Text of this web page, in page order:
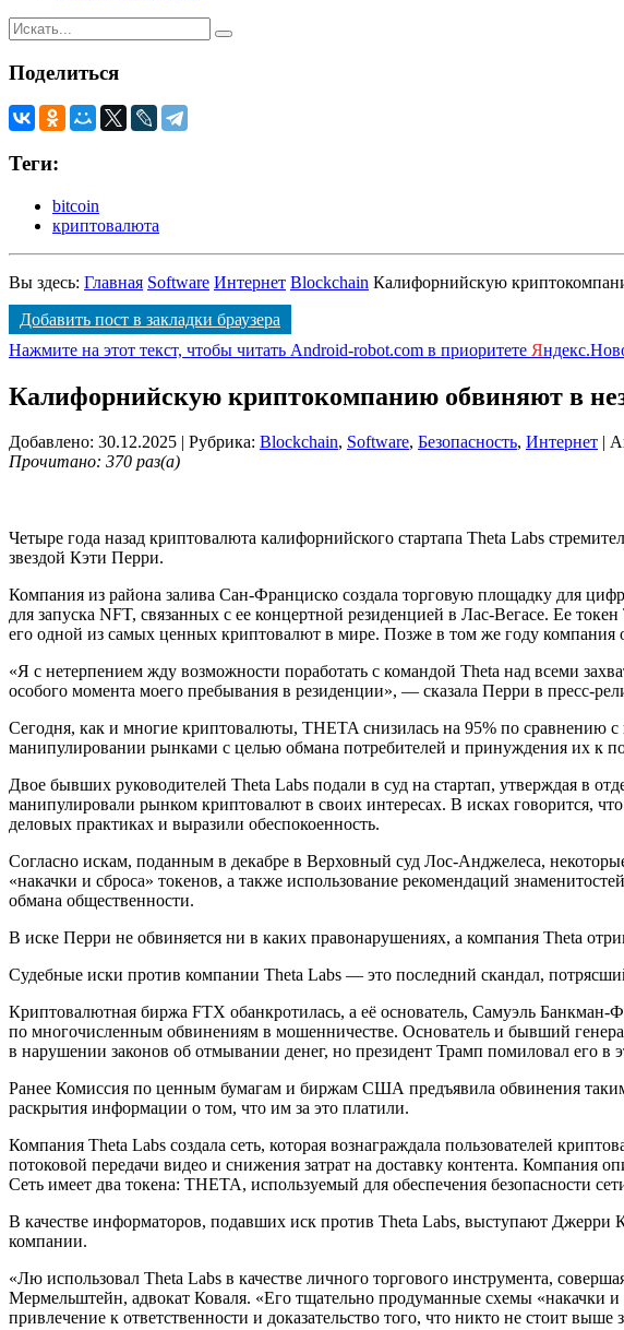
Поделиться
Теги:
bitcoin
криптовалюта
Вы здесь: Главная Software Интернет Blockchain Калифорнийскую
Добавить пост в закладки браузера
Нажмите на этот текст, чтобы читать Android-robot.com в приоритете Я
Калифорнийскую криптокомпанию обвиняют в
Добавлено: 30.12.2025 | Рубрика: Blockchain, Software, Безопасность, Интернет |
Прочитано: 370 раз(а)
Четыре года назад криптовалюта калифорнийского стартапа Theta Labs
звездой Кэти Перри.
Компания из района залива Сан-Франциско создала торговую площадку для
для запуска NFT, связанных с ее концертной резиденцией в Лас-Вегасе. Ее
его одной из самых ценных криптовалют в мире. Позже в том же году компания
«Я с нетерпением жду возможности поработать с командой Theta над всеми
особого момента моего пребывания в резиденции», — сказала Перри в пресс-
Сегодня, как и многие криптовалюты, THETA снизилась на 95% по сравнению
манипулировании рынками с целью обмана потребителей и принуждения их к
Двое бывших руководителей Theta Labs подали в суд на стартап, утверждая в
манипулировали рынком криптовалют в своих интересах. В исках говорится,
деловых практиках и выразили обеспокоенность.
Согласно искам, поданным в декабре в Верховный суд Лос-Анджелеса,
«накачки и сброса» токенов, а также использование рекомендаций
обмана общественности.
В иске Перри не обвиняется ни в каких правонарушениях, а компания Theta
Судебные иски против компании Theta Labs — это последний скандал,
Криптовалютная биржа FTX обанкротилась, а её основатель, Самуэль
по многочисленным обвинениям в мошенничестве. Основатель и бывший
в нарушении законов об отмывании денег, но президент Трамп помиловал его в
Ранее Комиссия по ценным бумагам и биржам США предъявила обвинения
раскрытия информации о том, что им за это платили.
Компания Theta Labs создала сеть, которая вознаграждала пользователей
потоковой передачи видео и снижения затрат на доставку контента. Компания
Сеть имеет два токена: THETA, используемый для обеспечения безопасности
В качестве информаторов, подавших иск против Theta Labs, выступают Джерри
компании.
«Лю использовал Theta Labs в качестве личного торгового инструмента,
Мермельштейн, адвокат Коваля. «Его тщательно продуманные схемы «накачки
привлечение к ответственности и доказательство того, что никто не стоит выше